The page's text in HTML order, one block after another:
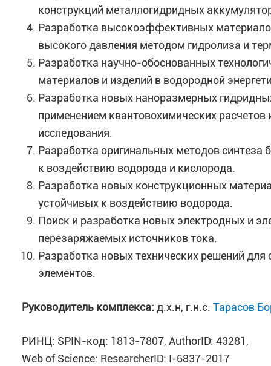
конструкций металлогидридных
Разработка высокоэффективных
высокого давления методом гидролиза и
Разработка научно-обоснованных
материалов и изделий в водородной
Разработка новых наноразмерных
применением квантовохимических
исследования.
Разработка оригинальных методов
к воздействию водорода и кислорода.
Разработка новых конструкционных
устойчивых к воздействию водорода.
Поиск и разработка новых электродных и
перезаряжаемых источников тока.
Разработка новых технических решений
элементов.
Руководитель комплекса: д.х.н, г.н.с. Тарасов
РИНЦ: SPIN-код: 1813-7807, AuthorID: 43281,
Web of Science: ResearcherID: I-6837-2017